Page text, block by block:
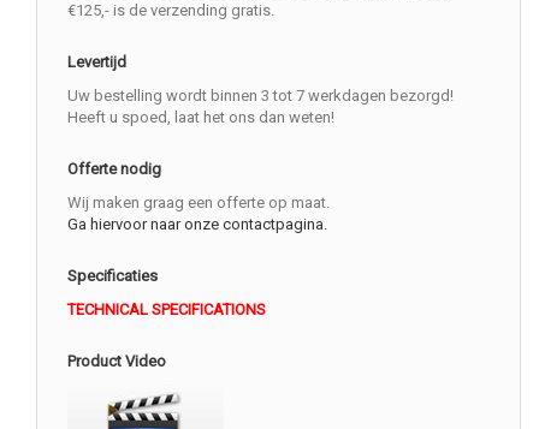
€125,- is de verzending gratis.
Levertijd
Uw bestelling wordt binnen 3 tot 7 werkdagen bezorgd!
Heeft u spoed, laat het ons dan weten!
Offerte nodig
Wij maken graag een offerte op maat.
Ga hiervoor naar onze contactpagina.
Specificaties
TECHNICAL SPECIFICATIONS
Product Video